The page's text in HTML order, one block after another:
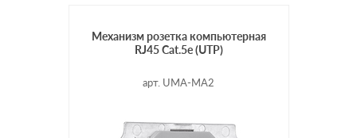
Механизм розетка компьютерная
RJ45 Cat.5e (UTP)
арт. UMA-MA2